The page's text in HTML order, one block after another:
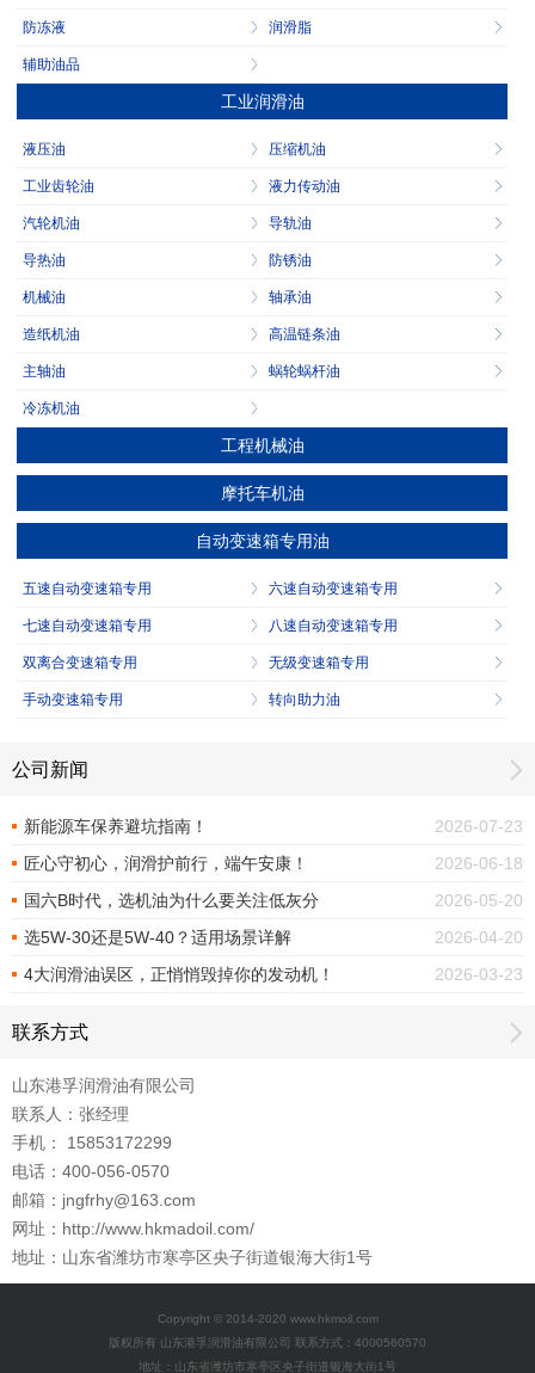
防冻液 润滑脂
辅助油品
工业润滑油
液压油 压缩机油
工业齿轮油 液力传动油
汽轮机油 导轨油
导热油 防锈油
机械油 轴承油
造纸机油 高温链条油
主轴油 蜗轮蜗杆油
冷冻机油
工程机械油
摩托车机油
自动变速箱专用油
五速自动变速箱专用 六速自动变速箱专用
七速自动变速箱专用 八速自动变速箱专用
双离合变速箱专用 无级变速箱专用
手动变速箱专用 转向助力油
公司新闻
新能源车保养避坑指南！
2026-07-23
匠心守初心，润滑护前行，端午安康！
2026-06-18
国六B时代，选机油为什么要关注低灰分
2026-05-20
选5W-30还是5W-40？适用场景详解
2026-04-20
4大润滑油误区，正悄悄毁掉你的发动机！
2026-03-23
联系方式
山东港孚润滑油有限公司
联系人：张经理
手机： 15853172299
电话：400-056-0570
邮箱：jngfrhy@163.com
网址：http://www.hkmadoil.com/
地址：山东省潍坊市寒亭区央子街道银海大街1号
Copyright © 2014-2020 www.hkmoil.com
版权所有 山东港孚润滑油有限公司 联系方式：4000560570
地址：山东省潍坊市寒亭区央子街道银海大街1号